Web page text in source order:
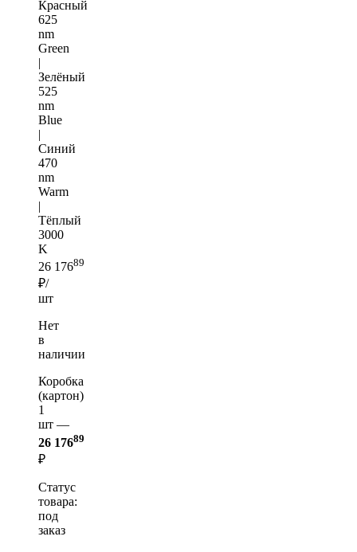
Красный
625
nm
Green
|
Зелёный
525
nm
Blue
|
Синий
470
nm
Warm
|
Тёплый
3000
K
26 17689
₽/
шт
Нет
в
наличии
Коробка
(картон)
1
шт —
26 17689
₽
Статус
товара:
под
заказ